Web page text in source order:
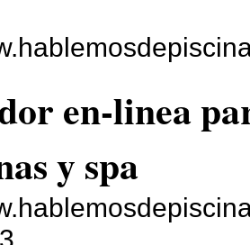
en-linea
y spa